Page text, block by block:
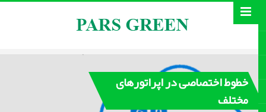
خطوط اختصاصی در اپراتورهای
مختلف